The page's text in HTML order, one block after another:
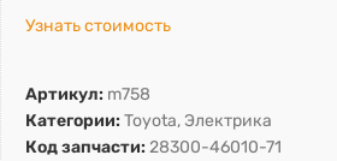
Узнать стоимость
Артикул: m758
Категории: Toyota,Электрика
Код запчасти: 28300-46010-71